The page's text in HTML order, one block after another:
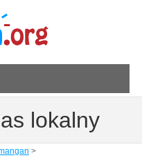
lokalny
>